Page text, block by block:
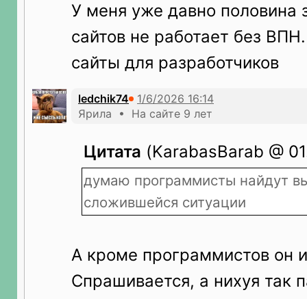
У меня уже давно половина
сайтов не работает без
сайты для разработчиков
ledchik74
Ярила • На сайте 9 лет
Цитата (KarabasBarab @
думаю программисты найдут
сложившейся ситуации
А кроме программистов он
Спрашивается, а нихуя так